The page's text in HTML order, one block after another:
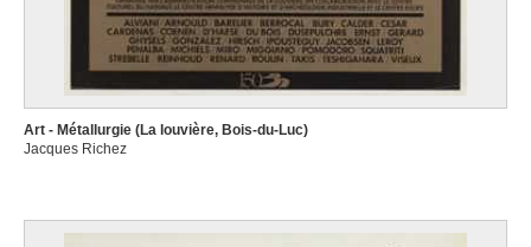
Art - Métallurgie (La louvière, Bois-du-Luc)
Jacques Richez